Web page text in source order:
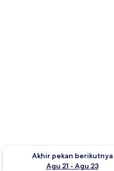
Agu 14 - Agu 16
Akhir pekan berikutnya
Agu 21 - Agu 23
Periksa ketersediaan untuk